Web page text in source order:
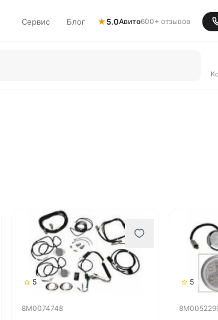
Сервис Блог ★5.0Авито600+ отзывов
5
8M0074748
5